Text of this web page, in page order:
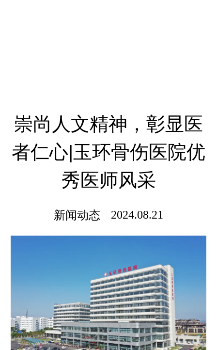
崇尚人文精神，彰显医
者仁心|玉环骨伤医院优
秀医师风采
新闻动态 2024.08.21